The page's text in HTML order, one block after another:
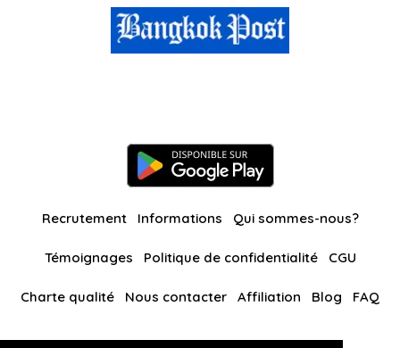
Recrutement Informations Qui sommes-nous?
Témoignages Politique de confidentialité CGU
Charte qualité Nous contacter Affiliation Blog FAQ